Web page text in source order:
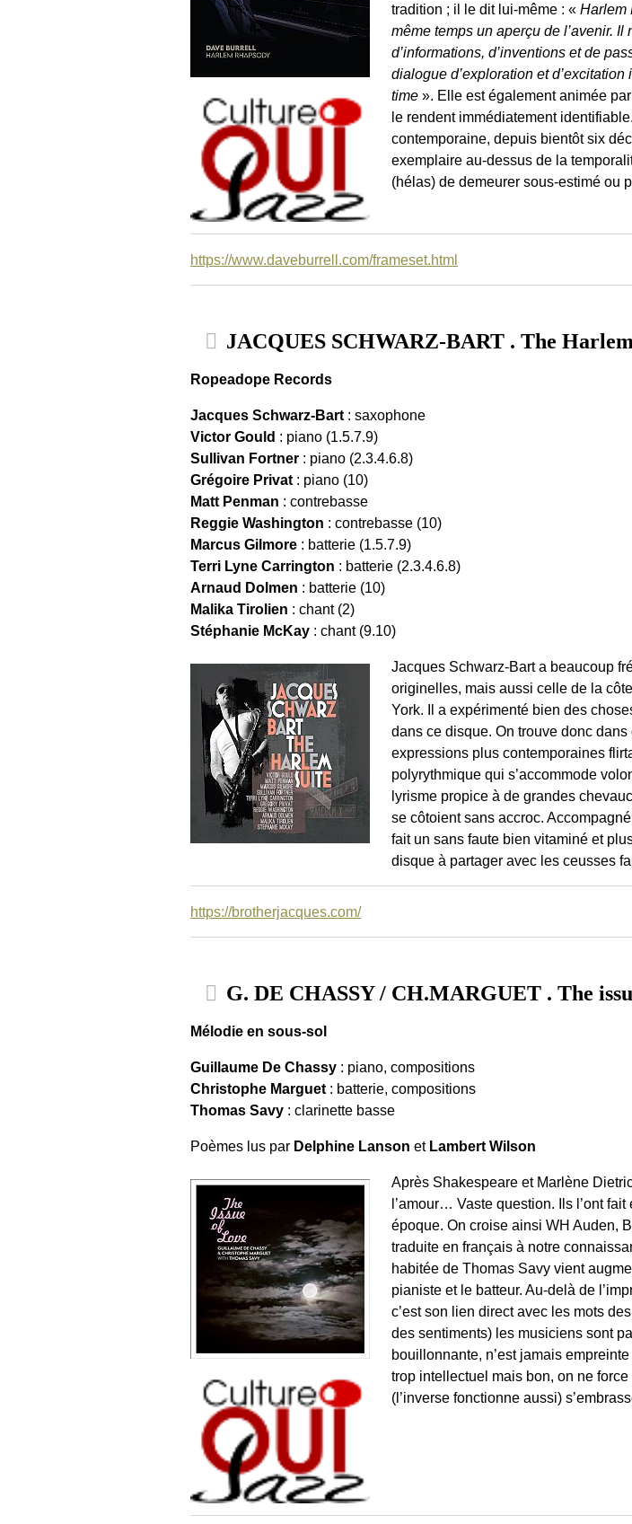
tradition ; il le dit lui-même : «Harlem
même temps un aperçu de l’avenir.
d’informations, d’inventions et de
dialogue d’exploration et
time ». Elle est également animée
le rendent immédiatement
contemporaine, depuis bientôt six
exemplaire au-dessus de la
(hélas) de demeurer sous-estimé ou
https://www.daveburrell.com/frameset.html
JACQUES SCHWARZ-BART . The
Ropeadope Records
Jacques Schwarz-Bart : saxophone
Victor Gould : piano (1.5.7.9)
Sullivan Fortner : piano (2.3.4.6.8)
Grégoire Privat : piano (10)
Matt Penman : contrebasse
Reggie Washington : contrebasse (10)
Marcus Gilmore : batterie (1.5.7.9)
Terri Lyne Carrington : batterie (2.3.4.6.8)
Arnaud Dolmen : batterie (10)
Malika Tirolien : chant (2)
Stéphanie McKay : chant (9.10)
Jacques Schwarz-Bart a beaucoup
originelles, mais aussi celle de la
York. Il a expérimenté bien des
dans ce disque. On trouve donc
expressions plus contemporaines
polyrythmique qui s’accommode
lyrisme propice à de grandes
se côtoient sans accroc.
fait un sans faute bien vitaminé et
disque à partager avec les ceusses
https://brotherjacques.com/
G. DE CHASSY / CH.MARGUET . The
Mélodie en sous-sol
Guillaume De Chassy : piano, compositions
Christophe Marguet : batterie, compositions
Thomas Savy : clarinette basse
Poèmes lus par Delphine Lanson et Lambert Wilson
Après Shakespeare et Marlène
l’amour… Vaste question. Ils l’ont
époque. On croise ainsi WH Auden,
traduite en français à notre
habitée de Thomas Savy vient
pianiste et le batteur. Au-delà de
c’est son lien direct avec les mots
des sentiments) les musiciens sont
bouillonnante, n’est jamais
trop intellectuel mais bon, on ne
(l’inverse fonctionne aussi)